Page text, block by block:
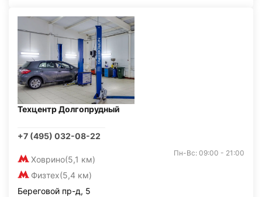
Техцентр Долгопрудный
+7 (495) 032-08-22
Ховрино(5,1 км)
Физтех(5,4 км)
Пн-Вс: 09:00 - 21:00
Береговой пр-д, 5